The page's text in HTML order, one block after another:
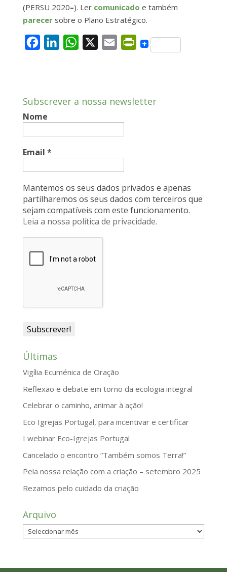
(PERSU 2020–). Ler comunicado e também
parecer sobre o Plano Estratégico.
b
o
o
k
e
I
W
s
p
l
P
t
d
l
y
Subscrever a nossa newsletter
Nome
Email *
Mantemos os seus dados privados e apenas
partilharemos os seus dados com terceiros que
sejam compatíveis com este funcionamento.
Leia a nossa política de privacidade.
Últimas
Vigília Ecuménica de Oração
Reflexão e debate em torno da ecologia integral
Celebrar o caminho, animar à ação!
Eco Igrejas Portugal, para incentivar e certificar
I webinar Eco-Igrejas Portugal
Cancelado o encontro “Também somos Terra!”
Pela nossa relação com a criação – setembro 2025
Rezamos pelo cuidado da criação
Arquivo
Arquivo